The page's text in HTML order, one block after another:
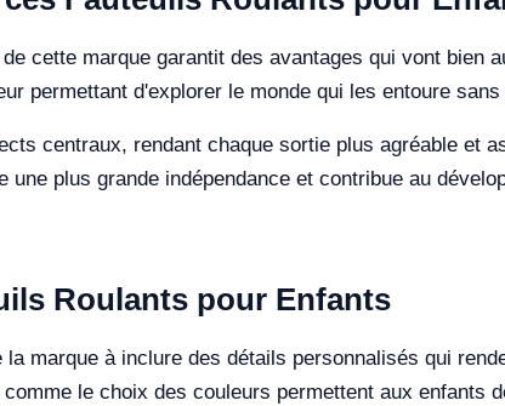
cette marque garantit des avantages qui vont bien
permettant d'explorer le monde qui les entoure
centraux, rendant chaque sortie plus agréable et
plus grande indépendance et contribue au
Roulants pour Enfants
marque à inclure des détails personnalisés qui
le choix des couleurs permettent aux enfants